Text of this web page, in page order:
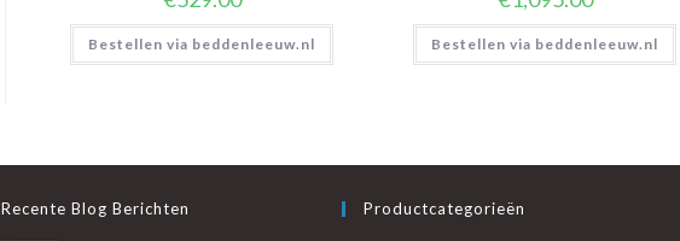
Bestellen via beddenleeuw.nl Bestellen via beddenleeuw.nl
Recente Blog Berichten Productcategorieën